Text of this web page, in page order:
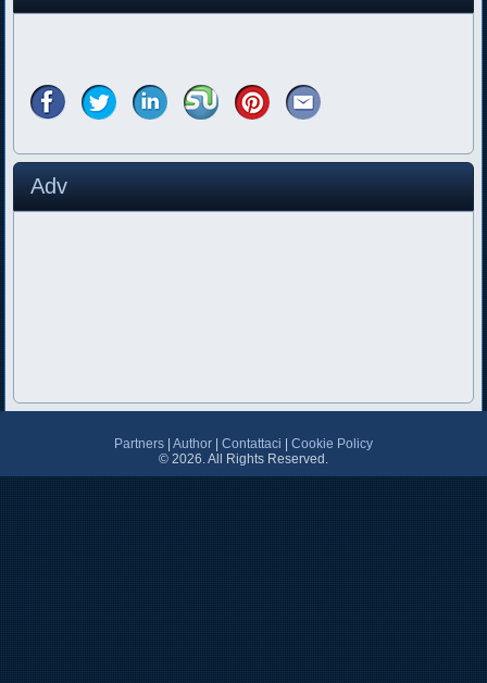
Adv
Partners Author Contattaci
Cookie Policy
© 2026. All Rights Reserved.